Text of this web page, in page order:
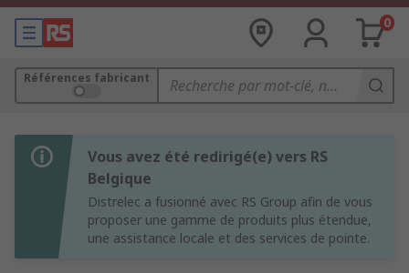
0
Références fabricant
Vous avez été redirigé(e) vers RS
Belgique
Distrelec a fusionné avec RS Group afin de vous
proposer une gamme de produits plus étendue,
une assistance locale et des services de pointe.